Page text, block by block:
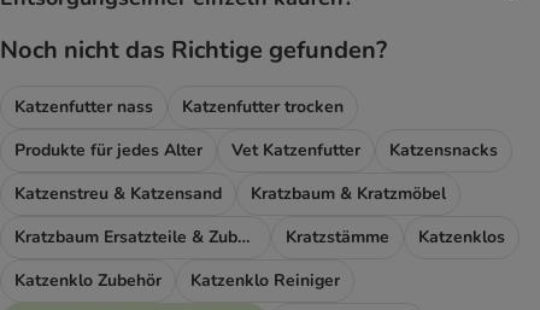
Noch nicht das Richtige gefunden?
Katzenfutter nass
Katzenfutter trocken
Produkte für jedes Alter
Vet Katzenfutter
Katzensnacks
Katzenstreu & Katzensand
Kratzbaum & Kratzmöbel
Kratzbaum Ersatzteile & Zubehör
Kratzstämme
Katzenklos
Katzenklo Zubehör
Katzenklo Reiniger